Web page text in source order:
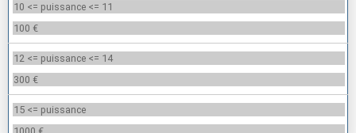
10 <= puissance <= 11
100 €
12 <= puissance <= 14
300 €
15 <= puissance